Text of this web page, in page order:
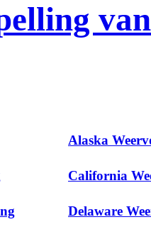
Alaska
California
Delaware